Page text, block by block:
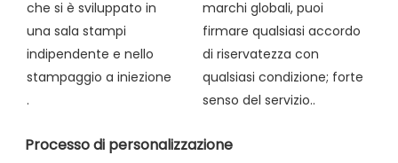
che si è sviluppato in
una sala stampi
indipendente e nello
stampaggio a iniezione
.
marchi globali, puoi
firmare qualsiasi accordo
di riservatezza con
qualsiasi condizione; forte
senso del servizio..
Processo di personalizzazione